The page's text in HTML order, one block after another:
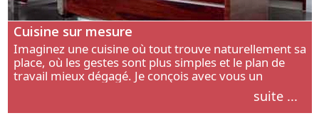
Cuisine sur mesure
Imaginez une cuisine où tout trouve naturellement sa
place, où les gestes sont plus simples et le plan de
travail mieux dégagé. Je conçois avec vous un
aménagement adapté à votre manière de cuisiner, de
suite ...